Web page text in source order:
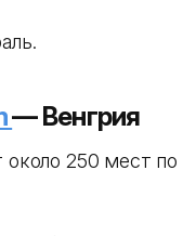
— Венгрия
около 250 мест по